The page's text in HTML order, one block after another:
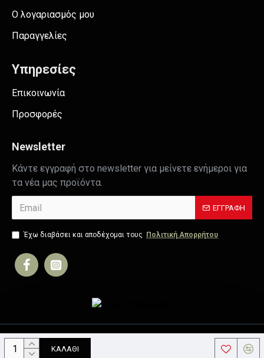
ΚΑΛΆΘΙ
Ο λογαριασμός μου
Παραγγελίες
Υπηρεσίες
Επικοινωνία
Προσφορές
Newsletter
Κάντε εγγραφή στο newsletter για μείνετε ενήμεροι για
τα νέα μας προϊόντα.
ΕΓΓΡΑΦΉ
Έχω διαβάσει και αποδέχομαι τους Πολιτική Απορρήτου